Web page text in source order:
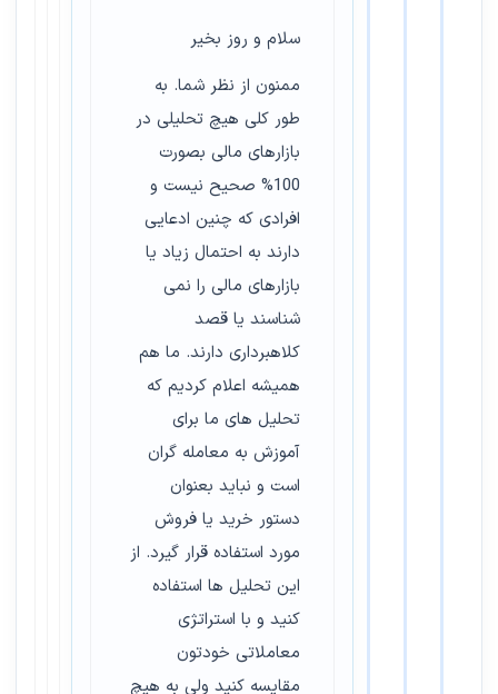
سلام و روز بخیر
ممنون از نظر شما. به
طور کلی هیچ تحلیلی در
بازارهای مالی بصورت
100% صحیح نیست و
افرادی که چنین ادعایی
دارند به احتمال زیاد یا
بازارهای مالی را نمی
شناسند یا قصد
کلاهبرداری دارند. ما هم
همیشه اعلام کردیم که
تحلیل های ما برای
آموزش به معامله گران
است و نباید بعنوان
دستور خرید یا فروش
مورد استفاده قرار گیرد. از
این تحلیل ها استفاده
کنید و با استراتژی
معاملاتی خودتون
مقایسه کنید ولی به هیچ